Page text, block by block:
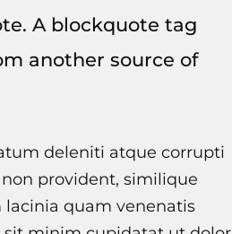
A blockquote tag
another source of
deleniti atque corrupti
provident, similique
lacinia quam venenatis